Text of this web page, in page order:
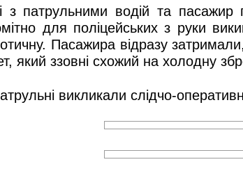
з патрульними водій та
для поліцейських з руки
Пасажира відразу
який ззовні схожий на холодну
викликали слідчо-